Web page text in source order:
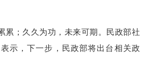
累；久久为功，未来可期。民政部社
示，下一步，民政部将出台相关政